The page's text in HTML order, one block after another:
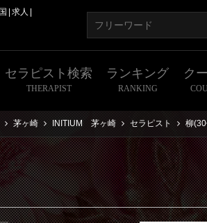
求人
セラピスト検索
THERAPIST
ランキング
RANKING
ク
茅ヶ崎 INITIUM 茅ヶ崎 セラピスト 柳